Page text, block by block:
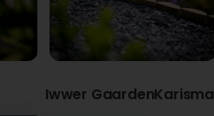
Iwwer GaardenKarisma